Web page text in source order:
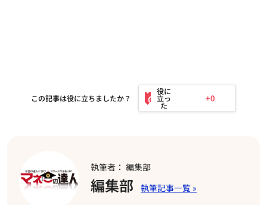
この記事は役に立ちましたか？ +0
執筆者： 編集部
編集部